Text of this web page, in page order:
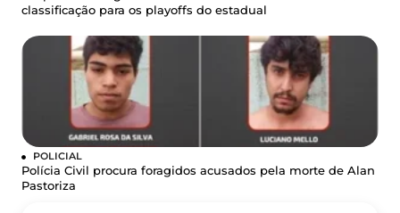
classificação para os playoffs do estadual
POLICIAL
Polícia Civil procura foragidos acusados pela morte de Alan
Pastoriza